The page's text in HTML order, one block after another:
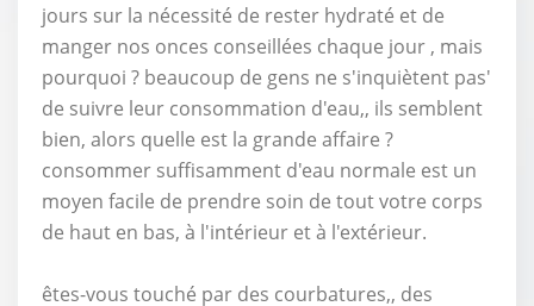
jours sur la nécessité de rester hydraté et de
manger nos onces conseillées chaque jour , mais
pourquoi ? beaucoup de gens ne s'inquiètent pas'
de suivre leur consommation d'eau,, ils semblent
bien, alors quelle est la grande affaire ?
consommer suffisamment d'eau normale est un
moyen facile de prendre soin de tout votre corps
de haut en bas, à l'intérieur et à l'extérieur.
êtes-vous touché par des courbatures,, des